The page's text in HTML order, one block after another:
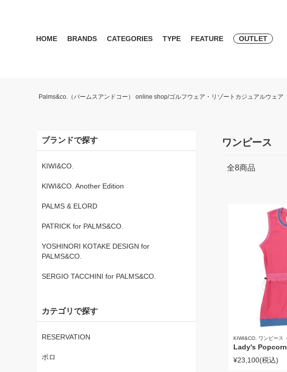
HOME BRANDS CATEGORIES TYPE FEATURE OUTLET
Palms&co.（パームスアンドコー） online shop/ゴルフウェア・リゾートカジュアルウェア
ワンピース
全8商品
KIWI&CO. ワンピース
Lady's
¥23,100(税込)
ブランドで探す
KIWI&CO.
KIWI&CO. Another Edition
PALMS & ELORD
PATRICK for PALMS&CO.
YOSHINORI KOTAKE DESIGN for
PALMS&CO.
SERGIO TACCHINI for PALMS&CO.
カテゴリで探す
RESERVATION
ポロ